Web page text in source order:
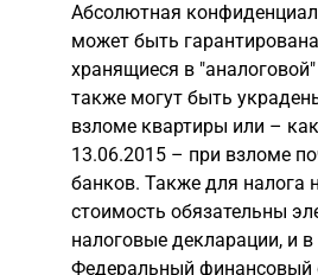
Абсолютная
может быть
хранящиеся в
также могут быть
взломе квартиры или –
13.06.2015 – при взломе
банков. Также для налога
стоимость обязательны
налоговые декларации, и
Федеральный финансовый